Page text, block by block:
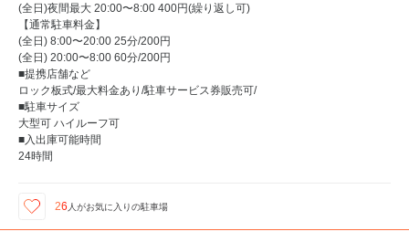
(全日)夜間最大 20:00〜8:00 400円(繰り返し可)
【通常駐車料金】
(全日) 8:00〜20:00 25分/200円
(全日) 20:00〜8:00 60分/200円
■提携店舗など
ロック板式/最大料金あり/駐車サービス券販売可/
■駐車サイズ
大型可 ハイルーフ可
■入出庫可能時間
24時間
26 人がお気に入りの駐車場